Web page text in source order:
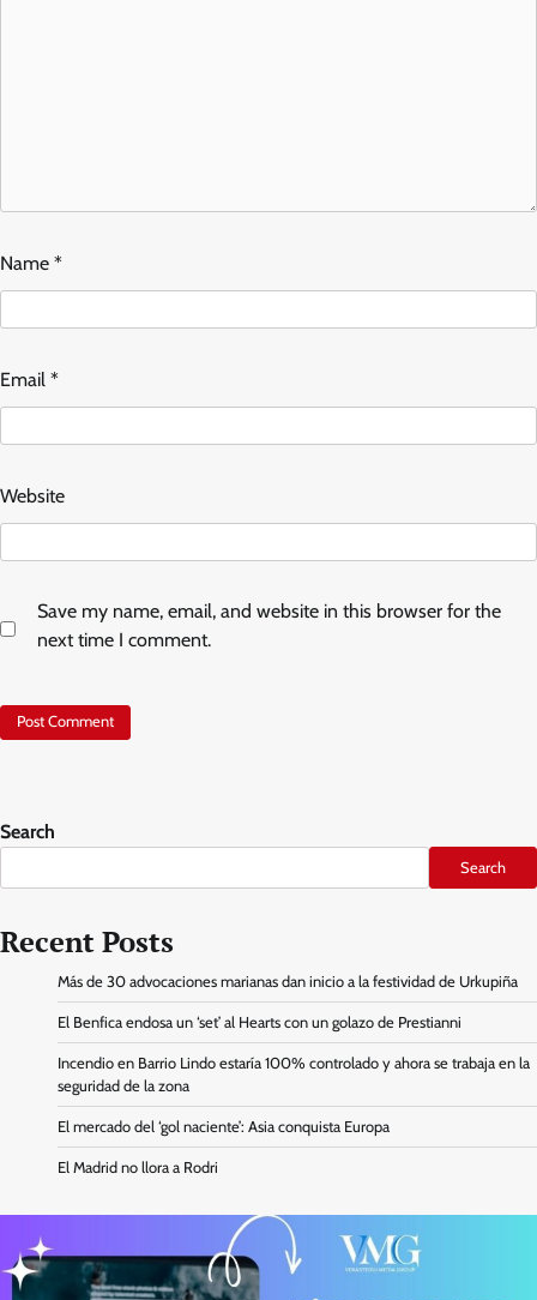
Name *
Email *
Website
Save my name, email, and website in this browser for the
next time I comment.
Search
Search
Recent Posts
Más de 30 advocaciones marianas dan inicio a la festividad de Urkupiña
El Benfica endosa un ‘set’ al Hearts con un golazo de Prestianni
Incendio en Barrio Lindo estaría 100% controlado y ahora se trabaja en la
seguridad de la zona
El mercado del ‘gol naciente’: Asia conquista Europa
El Madrid no llora a Rodri